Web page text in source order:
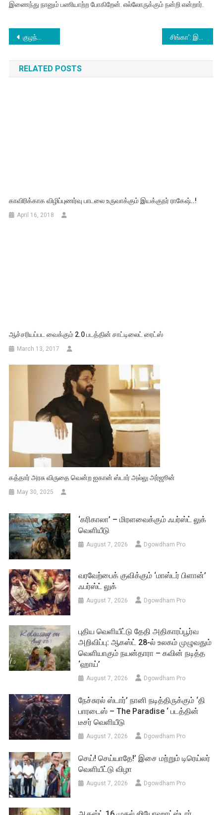
இணைந்து நானும் பணியாற்ற போகிறேன். எல்லோருக்கும் நன்றி என்றார்.
Post
navigation
குழந்தைகளை கவரும் விதமாக யானையை மையப்படுத்தி உருவாகும் ‘அழகர் யானை’
RELATED POSTS
May 30, 2025
வெளியீடு
August 7, 2026 Dgowdham Pro
வரவேற்பைக் குவிக்கும் ‘மாஸ்டர் பிளான்’
ஃபர்ஸ்ட் லுக்
August 7, 2026 Dgowdham Pro
புதிய வெளியீட்டு தேதி அதிகாரப்பூர்வ
அறிவிப்பு: ஆகஸ்ட் 28-ல் உலகம் முழுவதும்
August 7, 2026 Dgowdham Pro
நேச்சுரல் ஸ்டார்’ நானி நடித்திருக்கும் ‘தி
பாரடைஸ் – The Paradise ‘ படத்தின்
August 7, 2026 Dgowdham Pro
செய்! செய்யாதே!’ இசை மற்றும் டிரெய்லர்
ஆகஸ்ட் 16 முதல் ஜியோஹாட்ஸ்டார்
மற்றும் ஸ்டார் விஜயில் ‘Common Man’-ஐ
அறிமுகப்படுத்தும் பிக் பாஸ் தமிழ் 10
பிர்லா ஸ்டுடியோஸ் மற்றும் நீலம்
ஸ்டுடியோஸ் இணைந்து வழங்கும் அடுத்த
திரைப்படம் “மக்கள் காவலன்”
சாம் சி எஸ் இசையில் மிரட்டும் “ரத்தத்த
தா” – டிமான்டி காலனி 3 முதல் பாடல்